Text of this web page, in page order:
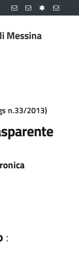
Messina
n.33/2013)
: